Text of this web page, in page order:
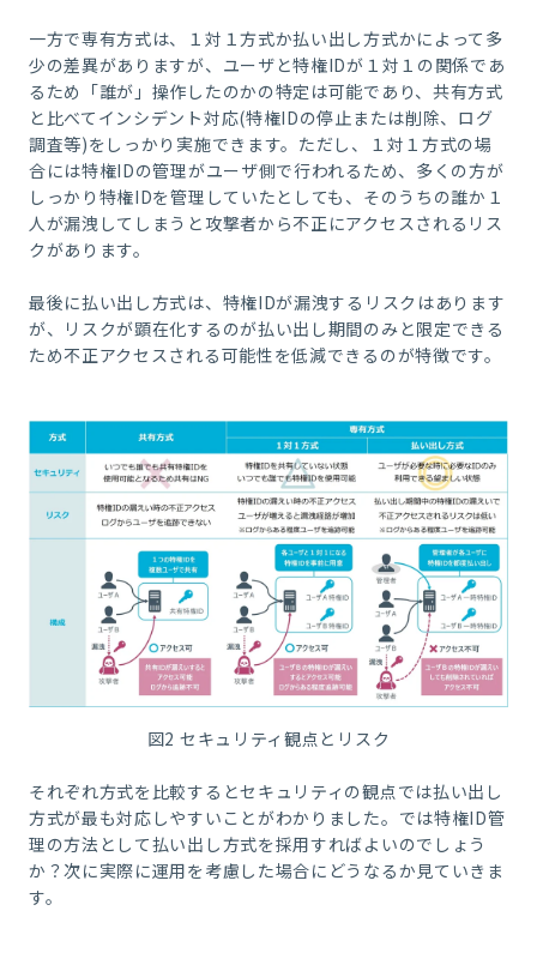
一方で専有方式は、１対１方式か払い出し方式かによって多
少の差異がありますが、ユーザと特権IDが１対１の関係であ
るため「誰が」操作したのかの特定は可能であり、共有方式
と比べてインシデント対応(特権IDの停止または削除、ログ
調査等)をしっかり実施できます。ただし、１対１方式の場
合には特権IDの管理がユーザ側で行われるため、多くの方が
しっかり特権IDを管理していたとしても、そのうちの誰か１
人が漏洩してしまうと攻撃者から不正にアクセスされるリス
クがあります。
最後に払い出し方式は、特権IDが漏洩するリスクはあります
が、リスクが顕在化するのが払い出し期間のみと限定できる
ため不正アクセスされる可能性を低減できるのが特徴です。
図2 セキュリティ観点とリスク
それぞれ方式を比較するとセキュリティの観点では払い出し
方式が最も対応しやすいことがわかりました。では特権ID管
理の方法として払い出し方式を採用すればよいのでしょう
か？次に実際に運用を考慮した場合にどうなるか見ていきま
す。